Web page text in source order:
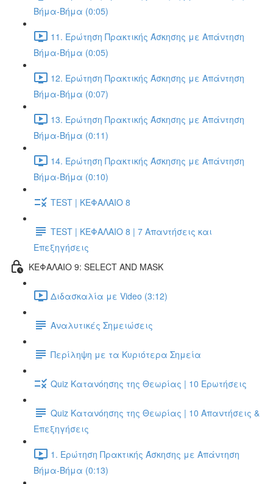
Βήμα-Βήμα (0:05)
11. Ερώτηση Πρακτικής Άσκησης με Απάντηση
Βήμα-Βήμα (0:05)
12. Ερώτηση Πρακτικής Άσκησης με Απάντηση
Βήμα-Βήμα (0:07)
13. Ερώτηση Πρακτικής Άσκησης με Απάντηση
Βήμα-Βήμα (0:11)
14. Ερώτηση Πρακτικής Άσκησης με Απάντηση
Βήμα-Βήμα (0:10)
TEST | ΚΕΦΑΛΑΙΟ 8
TEST | ΚΕΦΑΛΑΙΟ 8 | 7 Απαντήσεις και
Επεξηγήσεις
ΚΕΦΑΛΑΙΟ 9: SELECT AND MASK
Διδασκαλία με Video (3:12)
Αναλυτικές Σημειώσεις
Περίληψη με τα Κυριότερα Σημεία
Quiz Κατανόησης της Θεωρίας | 10 Ερωτήσεις
Quiz Κατανόησης της Θεωρίας | 10 Απαντήσεις &
Επεξηγήσεις
1. Ερώτηση Πρακτικής Άσκησης με Απάντηση
Βήμα-Βήμα (0:13)